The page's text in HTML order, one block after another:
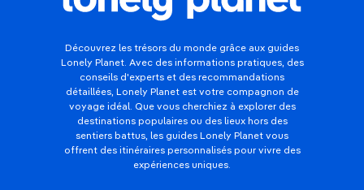
Découvrez les trésors du monde grâce aux guides
Lonely Planet. Avec des informations pratiques, des
conseils d'experts et des recommandations
détaillées, Lonely Planet est votre compagnon de
voyage idéal. Que vous cherchiez à explorer des
destinations populaires ou des lieux hors des
sentiers battus, les guides Lonely Planet vous
offrent des itinéraires personnalisés pour vivre des
expériences uniques.